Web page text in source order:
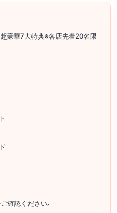
豪華7大特典※各店先着20名限
確認ください｡